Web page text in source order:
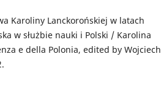
Karoliny Lanckorońskiej w latach
w służbie nauki i Polski / Karolina
e della Polonia, edited by Wojciech